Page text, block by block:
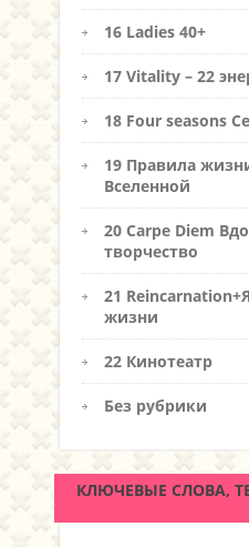
16 Ladies 40+
17 Vitality – 22
18 Four seasons
19 Правила
Вселенной
20 Carpe Diem
творчество
21
жизни
22 Кинотеатр
Без рубрики
КЛЮЧЕВЫЕ СЛОВА,